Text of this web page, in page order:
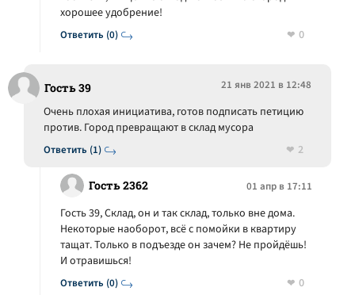
Ответить (0)
хорошее удобрение!
0
Гость 39 21 янв 2021 в 12:48
Ответить (1)
Очень плохая инициатива, готов подписать петицию
против. Город превращают в склад мусора
2
Гость 2362 01 апр в 17:11
Ответить (0)
Гость 39, Склад, он и так склад, только вне дома.
Некоторые наоборот, всё с помойки в квартиру
тащат. Только в подъезде он зачем? Не пройдёшь!
И отравишься!
0